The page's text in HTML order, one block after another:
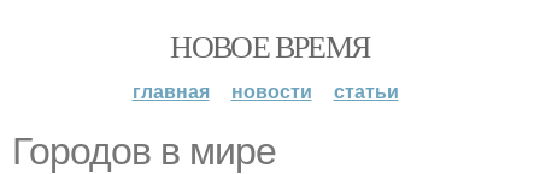
НОВОЕ ВРЕМЯ
главная новости статьи
Городов в мире